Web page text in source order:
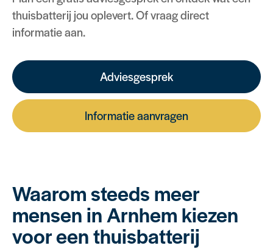
thuisbatterij jou oplevert. Of vraag direct
informatie aan.
Adviesgesprek
Informatie aanvragen
Waarom steeds meer
mensen in Arnhem kiezen
voor een thuisbatterij